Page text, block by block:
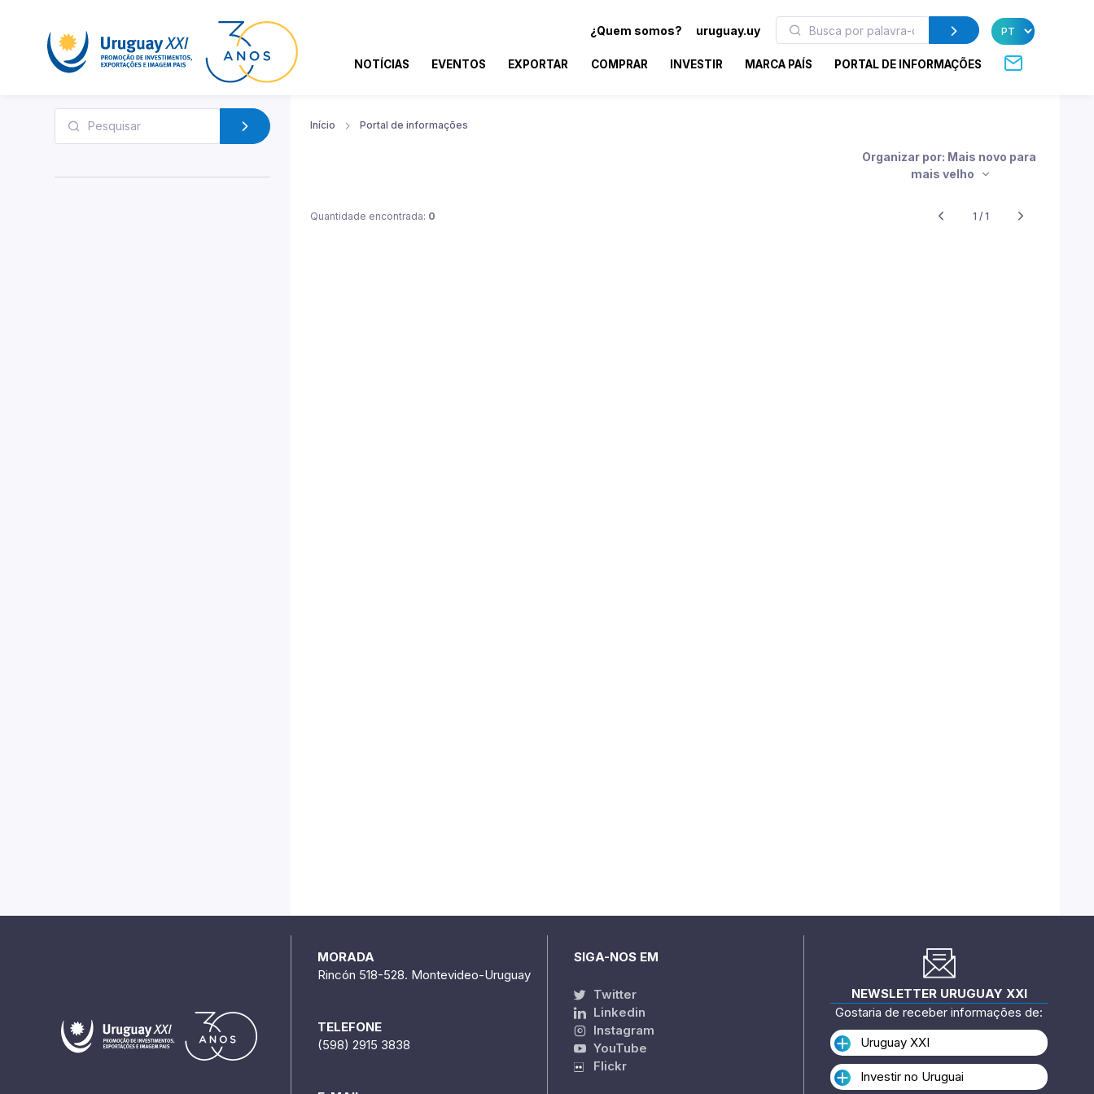
¿Quem somos? uruguay.uy
NOTÍCIAS EVENTOS EXPORTAR COMPRAR INVESTIR MARCA PAÍS PORTAL DE INFORMAÇÕES
Início Portal de informações
Organizar por: Mais novo para
mais velho
Quantidade encontrada: 0 1 / 1
MORADA
Rincón 518-528. Montevideo-Uruguay
TELEFONE
(598) 2915 3838
SIGA-NOS EM
Twitter
Linkedin
Instagram
YouTube
Flickr
NEWSLETTER URUGUAY XXI
Gostaria de receber informações de:
Uruguay XXI
Investir no Uruguai